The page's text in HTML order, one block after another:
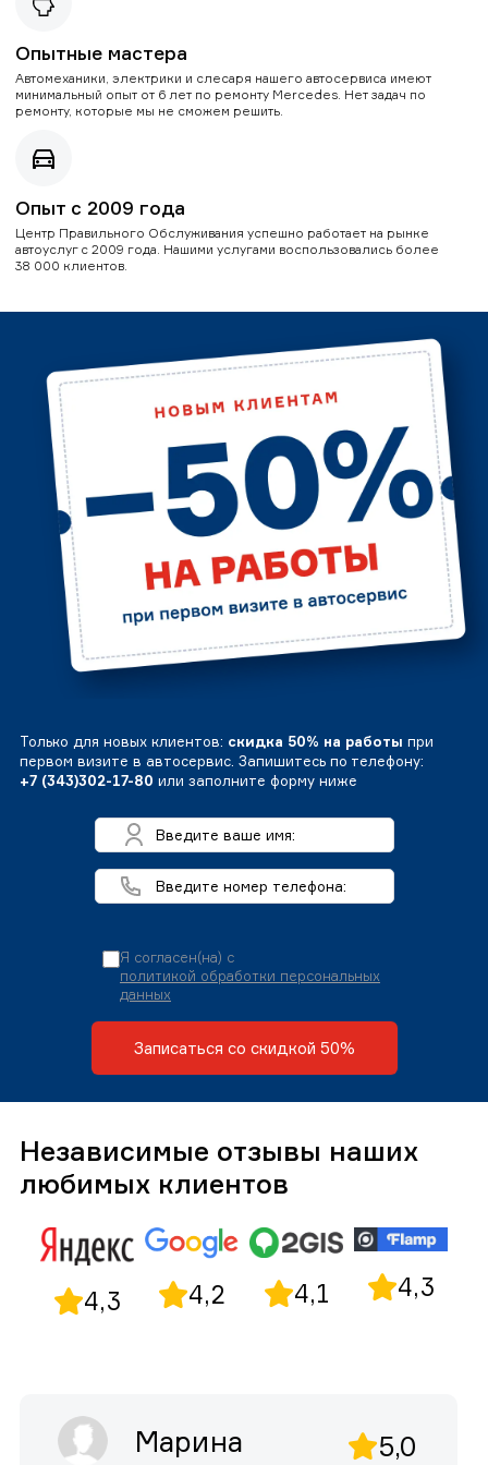
Опытные мастера
Автомеханики, электрики и слесаря нашего автосервиса имеют
минимальный опыт от 6 лет по ремонту Mercedes. Нет задач по
ремонту, которые мы не сможем решить.
Опыт с 2009 года
Центр Правильного Обслуживания успешно работает на рынке
автоуслуг с 2009 года. Нашими услугами воспользовались более
38 000 клиентов.
Только для новых клиентов: скидка 50% на работы при
первом визите в автосервис. Запишитесь по телефону:
+7 (343)302-17-80 или заполните форму ниже
Я согласен(на) с
политикой обработки персональных
данных
Записаться со скидкой 50%
Независимые отзывы наших
любимых клиентов
4,3 4,2 4,1 4,3
Марина 5,0